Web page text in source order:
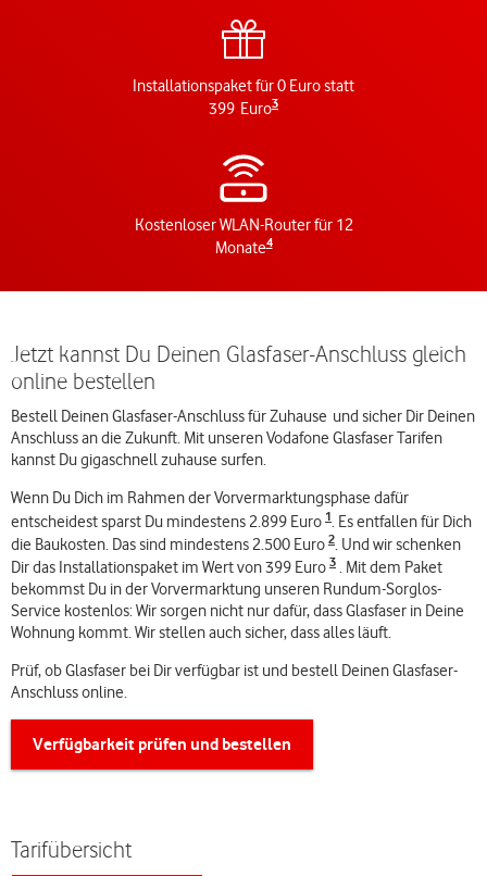
Installationspaket für 0 Euro statt
399 Euro3
Kostenloser WLAN-Router für 12
Monate4
Jetzt kannst Du Deinen Glasfaser-Anschluss gleich
online bestellen
Bestell Deinen Glasfaser-Anschluss für Zuhause und sicher Dir Deinen
Anschluss an die Zukunft. Mit unseren Vodafone Glasfaser Tarifen
kannst Du gigaschnell zuhause surfen.
Wenn Du Dich im Rahmen der Vorvermarktungsphase dafür
entscheidest sparst Du mindestens 2.899 Euro 1. Es entfallen für Dich
die Baukosten. Das sind mindestens 2.500 Euro 2. Und wir schenken
Dir das Installationspaket im Wert von 399 Euro 3 . Mit dem Paket
bekommst Du in der Vorvermarktung unseren Rundum-Sorglos-
Service kostenlos: Wir sorgen nicht nur dafür, dass Glasfaser in Deine
Wohnung kommt. Wir stellen auch sicher, dass alles läuft.
Prüf, ob Glasfaser bei Dir verfügbar ist und bestell Deinen Glasfaser-
Anschluss online.
Verfügbarkeit prüfen und bestellen
Tarifübersicht